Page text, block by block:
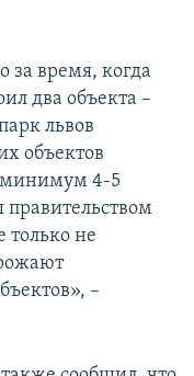
за время, когда
два объекта –
львов
объектов
минимум 4-5
только не
–